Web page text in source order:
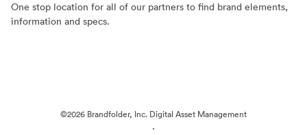
One stop location for all of our partners to find brand elements,
information and specs.
©2026 Brandfolder, Inc. Digital Asset Management
·